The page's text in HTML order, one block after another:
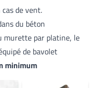
de vent.
du béton
murette par platine, le
de bavolet
minimum